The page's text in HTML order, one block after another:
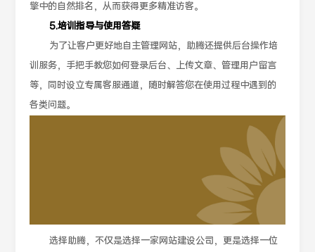
擎中的自然排名，从而获得更多精准访客。
5.培训指导与使用答疑
为了让客户更好地自主管理网站，助腾还提供后台操作培
训服务，手把手教您如何登录后台、上传文章、管理用户留言
等，同时设立专属客服通道，随时解答您在使用过程中遇到的
各类问题。
选择助腾，不仅是选择一家网站建设公司，更是选择一位